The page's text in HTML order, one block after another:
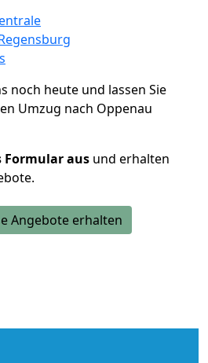
noch heute und lassen Sie
Umzug nach Oppenau
Formular aus und erhalten
Angebote erhalten